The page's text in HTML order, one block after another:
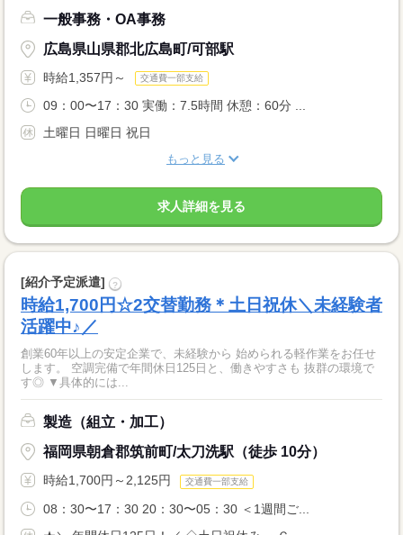
一般事務・OA事務
広島県山県郡北広島町/可部駅
時給1,357円～ 交通費一部支給
09：00〜17：30 実働：7.5時間 休憩：60分 ...
土曜日 日曜日 祝日
もっと見る
求人詳細を見る
[紹介予定派遣] ?
時給1,700円☆2交替勤務＊土日祝休＼未経験者
活躍中♪／
創業60年以上の安定企業で、未経験から 始められる軽作業をお任せ
します。 空調完備で年間休日125日と、働きやすさも 抜群の環境で
す◎ ▼具体的には...
製造（組立・加工）
福岡県朝倉郡筑前町/太刀洗駅（徒歩 10分）
時給1,700円～2,125円 交通費一部支給
08：30〜17：30 20：30〜05：30 ＜1週間ご...